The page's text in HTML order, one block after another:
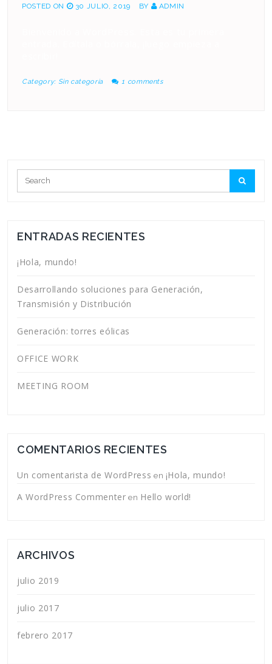
POSTED ON 30 JULIO, 2019 BY ADMIN
Category: Sin categoría 1 comments
ENTRADAS RECIENTES
¡Hola, mundo!
Desarrollando soluciones para Generación,
Transmisión y Distribución
Generación: torres eólicas
OFFICE WORK
MEETING ROOM
COMENTARIOS RECIENTES
Un comentarista de WordPress en ¡Hola, mundo!
A WordPress Commenter en Hello world!
ARCHIVOS
julio 2019
julio 2017
febrero 2017